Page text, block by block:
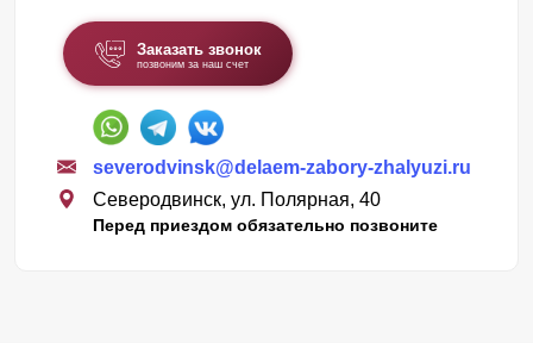
Заказать звонок
позвоним за наш счет
severodvinsk@delaem-zabory-zhalyuzi.ru
Северодвинск, ул. Полярная, 40
Перед приездом обязательно позвоните